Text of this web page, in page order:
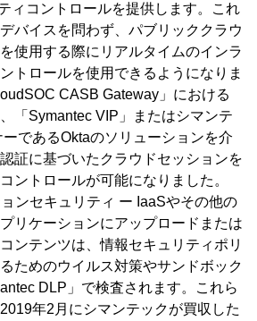
ィコントロールを提供します。これ
バイスを問わず、パブリッククラウ
使用する際にリアルタイムのインラ
トロールを使用できるようになりま
CASB Gateway」における
「Symantec VIP」またはシマンテ
であるOktaのソリューションを介
証に基づいたクラウドセッションを
ントロールが可能になりました。
ンセキュリティ ー IaaSやその他の
リケーションにアップロードまたは
ンテンツは、情報セキュリティポリ
ためのウイルス対策やサンドボック
DLP」で検査されます。これら
年2月にシマンテックが買収した